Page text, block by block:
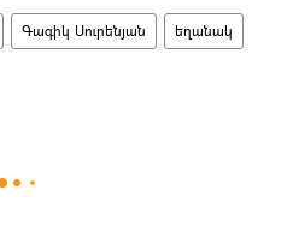
Գագիկ Սուրենյան եղանակ